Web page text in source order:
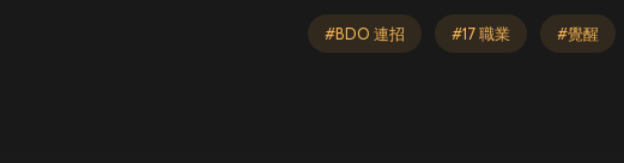
#BDO 連招 #17 職業 #覺醒